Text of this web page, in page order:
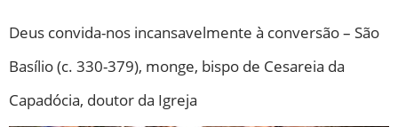
Deus convida-nos incansavelmente à conversão – São
Basílio (c. 330-379), monge, bispo de Cesareia da
Capadócia, doutor da Igreja